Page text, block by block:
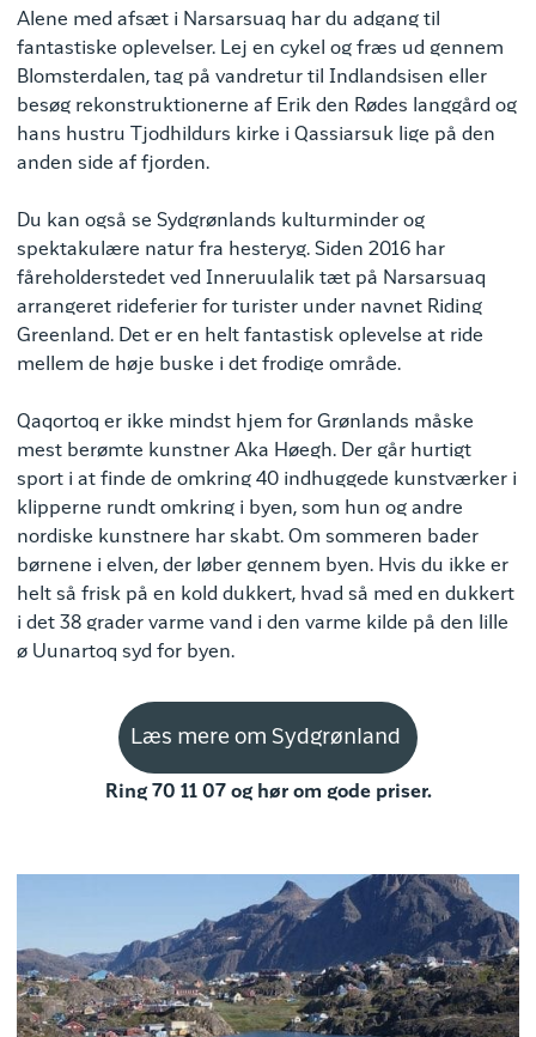
Alene med afsæt i Narsarsuaq har du adgang til
fantastiske oplevelser. Lej en cykel og fræs ud gennem
Blomsterdalen, tag på vandretur til Indlandsisen eller
besøg rekonstruktionerne af Erik den Rødes langgård og
hans hustru Tjodhildurs kirke i Qassiarsuk lige på den
anden side af fjorden.
Du kan også se Sydgrønlands kulturminder og
spektakulære natur fra hesteryg. Siden 2016 har
fåreholderstedet ved Inneruulalik tæt på Narsarsuaq
arrangeret rideferier for turister under navnet Riding
Greenland. Det er en helt fantastisk oplevelse at ride
mellem de høje buske i det frodige område.
Qaqortoq er ikke mindst hjem for Grønlands måske
mest berømte kunstner Aka Høegh. Der går hurtigt
sport i at finde de omkring 40 indhuggede kunstværker i
klipperne rundt omkring i byen, som hun og andre
nordiske kunstnere har skabt. Om sommeren bader
børnene i elven, der løber gennem byen. Hvis du ikke er
helt så frisk på en kold dukkert, hvad så med en dukkert
i det 38 grader varme vand i den varme kilde på den lille
ø Uunartoq syd for byen.
Læs mere om Sydgrønland
Ring 70 11 07 og hør om gode priser.